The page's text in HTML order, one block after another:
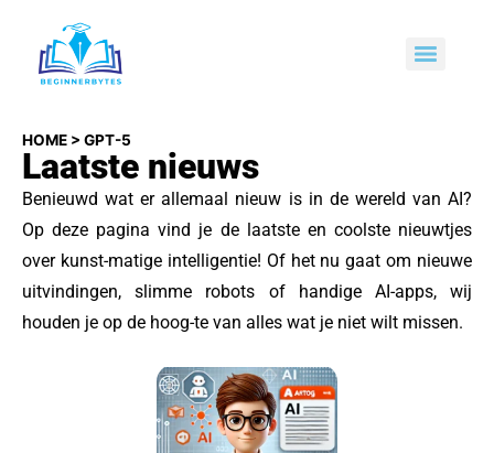
Laatste nieuws
HOME > GPT-5
Benieuwd wat er allemaal nieuw is in de wereld van AI?
Op deze pagina vind je de laatste en coolste nieuwtjes
over kunst-matige intelligentie! Of het nu gaat om nieuwe
uitvindingen, slimme robots of handige AI-apps, wij
houden je op de hoog-te van alles wat je niet wilt missen.